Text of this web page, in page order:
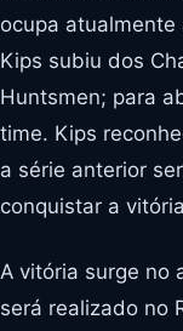
ocupa atualmente
Kips subiu dos
Huntsmen; para
time. Kips
a série anterior
conquistar a
A vitória surge no
será realizado no